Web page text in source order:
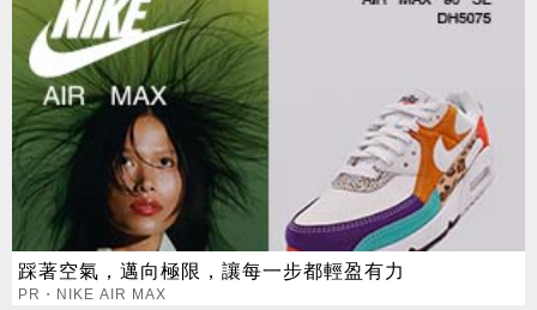
踩著空氣，邁向極限，讓每一步都輕盈有力
PR・NIKE AIR MAX